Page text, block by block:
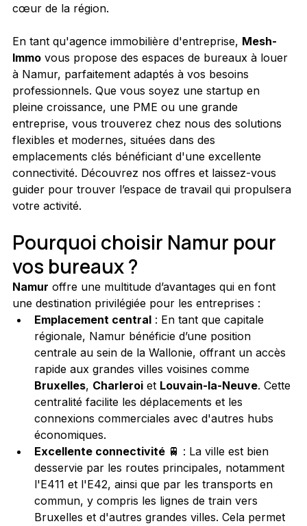
cœur de la région.
En tant qu'agence immobilière d'entreprise, Mesh-
Immo vous propose des espaces de bureaux à louer
à Namur, parfaitement adaptés à vos besoins
professionnels. Que vous soyez une startup en
pleine croissance, une PME ou une grande
entreprise, vous trouverez chez nous des solutions
flexibles et modernes, situées dans des
emplacements clés bénéficiant d'une excellente
connectivité. Découvrez nos offres et laissez-vous
guider pour trouver l’espace de travail qui propulsera
votre activité.
Pourquoi choisir Namur pour
vos bureaux ?
Namur offre une multitude d’avantages qui en font
une destination privilégiée pour les entreprises :
Emplacement central : En tant que capitale
régionale, Namur bénéficie d’une position
centrale au sein de la Wallonie, offrant un accès
rapide aux grandes villes voisines comme
Bruxelles, Charleroi et Louvain-la-Neuve. Cette
centralité facilite les déplacements et les
connexions commerciales avec d'autres hubs
économiques.
Excellente connectivité 🚆 : La ville est bien
desservie par les routes principales, notamment
l'E411 et l'E42, ainsi que par les transports en
commun, y compris les lignes de train vers
Bruxelles et d'autres grandes villes. Cela permet